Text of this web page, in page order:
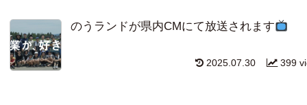
のうランドが県内CMにて放送されます
399
2025.07.30